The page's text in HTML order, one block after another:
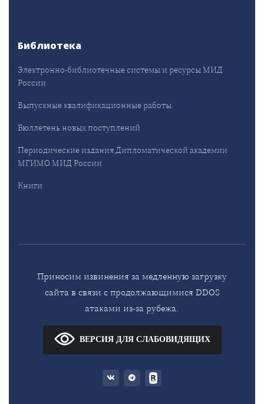
Библиотека
Электронно-библиотечные системы и ресурсы МИД
России
Выпускные квалификационные работы
Бюллетень новых поступлений
Периодические издания Дипломатической академии
МГИМО МИД России
Книги
Приносим извинения за медленную загрузку
сайта в связи с продолжающимися DDOS
атаками из-за рубежа.
ВЕРСИЯ ДЛЯ СЛАБОВИДЯЩИХ